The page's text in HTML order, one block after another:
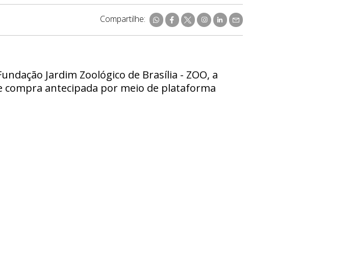
Compartilhe:
Jardim Zoológico de Brasília - ZOO, a
compra antecipada por meio de plataforma